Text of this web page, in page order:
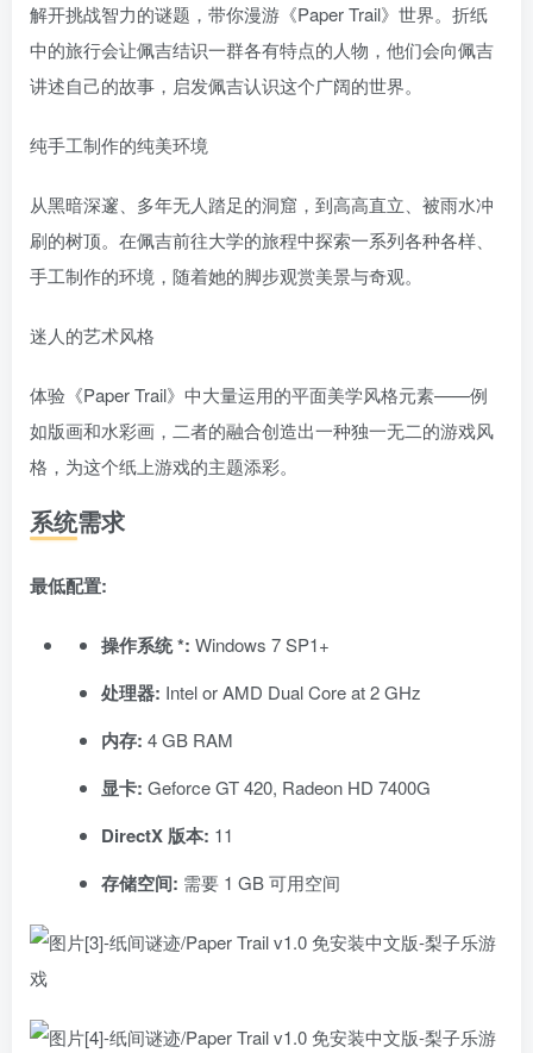
解开挑战智力的谜题，带你漫游《Paper Trail》世界。折纸
中的旅行会让佩吉结识一群各有特点的人物，他们会向佩吉
讲述自己的故事，启发佩吉认识这个广阔的世界。
纯手工制作的纯美环境
从黑暗深邃、多年无人踏足的洞窟，到高高直立、被雨水冲
刷的树顶。在佩吉前往大学的旅程中探索一系列各种各样、
手工制作的环境，随着她的脚步观赏美景与奇观。
迷人的艺术风格
体验《Paper Trail》中大量运用的平面美学风格元素——例
如版画和水彩画，二者的融合创造出一种独一无二的游戏风
格，为这个纸上游戏的主题添彩。
系统需求
最低配置:
操作系统 *: Windows 7 SP1+
处理器: Intel or AMD Dual Core at 2 GHz
内存: 4 GB RAM
显卡: Geforce GT 420, Radeon HD 7400G
DirectX 版本: 11
存储空间: 需要 1 GB 可用空间